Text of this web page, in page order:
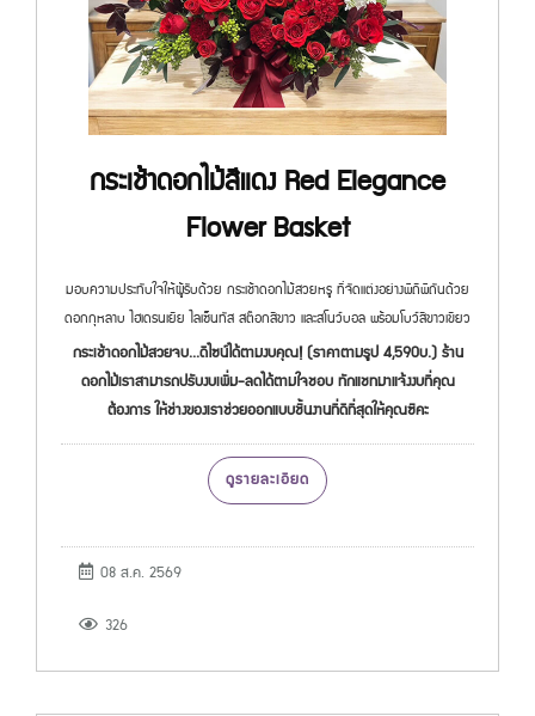
กระเช้าดอกไม้สีแดง Red Elegance
Flower Basket
มอบความประทับใจให้ผู้รับด้วย กระเช้าดอกไม้สวยหรู ที่จัดแต่งอย่างพิถีพิถันด้วย
ดอกกุหลาบ ไฮเดรนเยีย ไลเซ็นทัส สต๊อกสีขาว และสโนว์บอล พร้อมโบว์สีขาวเขียว
กระเช้าดอกไม้สวยจบ...ดีไซน์ได้ตามงบคุณ! (ราคาตามรูป 4,590บ.) ร้าน
ดอกไม้เราสามารถปรับงบเพิ่ม-ลดได้ตามใจชอบ ทักแชทมาแจ้งงบที่คุณ
ต้องการ ให้ช่างของเราช่วยออกแบบชิ้นงานที่ดีที่สุดให้คุณซิคะ
ดูรายละเอียด
08 ส.ค. 2569
326